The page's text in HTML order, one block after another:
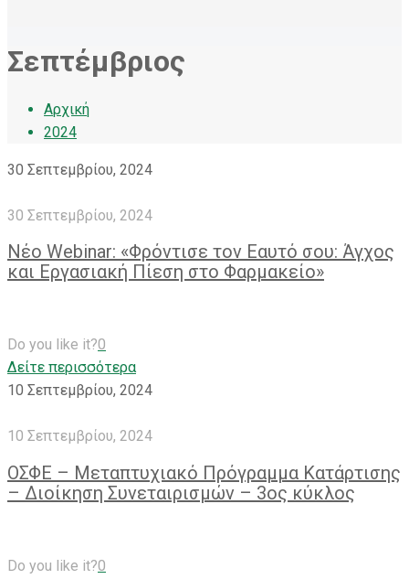
Σεπτέμβριος
Αρχική
2024
30 Σεπτεμβρίου, 2024
30 Σεπτεμβρίου, 2024
Νέο Webinar: «Φρόντισε τον Εαυτό σου: Άγχος
και Εργασιακή Πίεση στο Φαρμακείο»
Do you like it?0
Δείτε περισσότερα
10 Σεπτεμβρίου, 2024
10 Σεπτεμβρίου, 2024
ΟΣΦΕ – Μεταπτυχιακό Πρόγραμμα Κατάρτισης
– Διοίκηση Συνεταιρισμών – 3ος κύκλος
Do you like it?0